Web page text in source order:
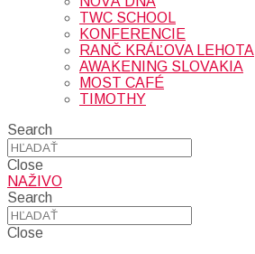
TWC SCHOOL
KONFERENCIE
RANČ KRÁĽOVA LEHOTA
AWAKENING SLOVAKIA
MOST CAFÉ
TIMOTHY
Search
Close
NAŽIVO
Search
Close